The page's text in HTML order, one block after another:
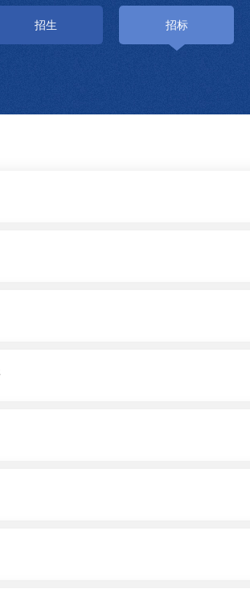
招生 招标